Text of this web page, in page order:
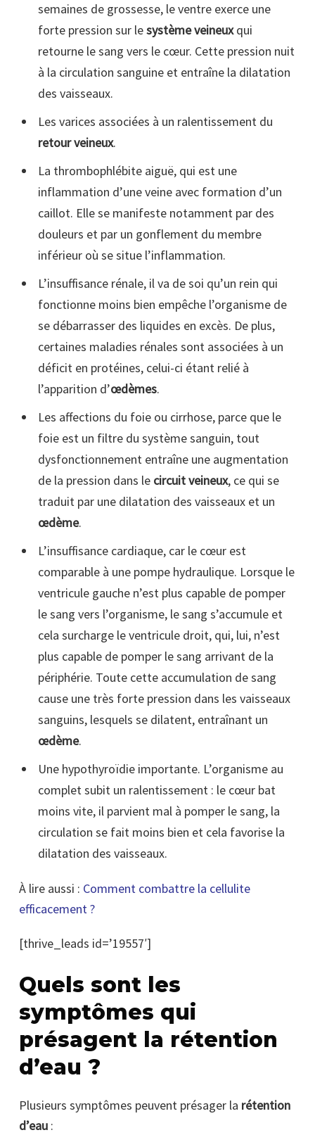
semaines de grossesse, le ventre exerce une
forte pression sur lesystème veineuxqui
retourne le sang vers le cœur. Cette pression nuit
à la circulation sanguine et entraîne la dilatation
des vaisseaux.
Les varices associées à un ralentissement du
retour veineux.
La thrombophlébite aiguë, qui est une
inflammation d’une veine avec formation d’un
caillot. Elle se manifeste notamment par des
douleurs et par un gonflement du membre
inférieur où se situe l’inflammation.
L’insuffisance rénale, il va de soi qu’un rein qui
fonctionne moins bien empêche l’organisme de
se débarrasser des liquides en excès. De plus,
certaines maladies rénales sont associées à un
déficit en protéines, celui-ci étant relié à
l’apparition d’œdèmes.
Les affections du foie ou cirrhose, parce que le
foie est un filtre du système sanguin, tout
dysfonctionnement entraîne une augmentation
de la pression dans le circuit veineux, ce qui se
traduit par une dilatation des vaisseaux et un
œdème.
L’insuffisance cardiaque, car le cœur est
comparable à une pompe hydraulique. Lorsque le
ventricule gauche n’est plus capable de pomper
le sang vers l’organisme, le sang s’accumule et
cela surcharge le ventricule droit, qui, lui, n’est
plus capable de pomper le sang arrivant de la
périphérie. Toute cette accumulation de sang
cause une très forte pression dans les vaisseaux
sanguins, lesquels se dilatent, entraînant un
œdème.
Une hypothyroïdie importante. L’organisme au
complet subit un ralentissement : le cœur bat
moins vite, il parvient mal à pomper le sang, la
circulation se fait moins bien et cela favorise la
dilatation des vaisseaux.
À lire aussi : Comment combattre la cellulite
efficacement ?
[thrive_leads id=’19557′]
Quels sont les
symptômes qui
présagent la rétention
d’eau ?
Plusieurs symptômes peuvent présager la rétention
d’eau :